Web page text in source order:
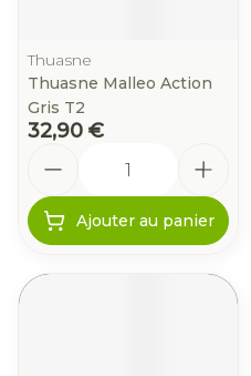
Thuasne
Thuasne Malleo Action
Gris T2
32,90 €
Ajouter au panier